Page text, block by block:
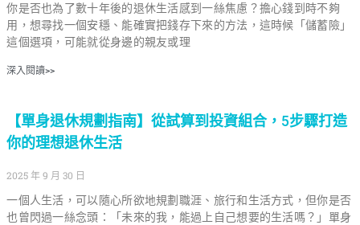
你是否也為了數十年後的退休生活感到一絲焦慮？擔心錢到時不夠
用，想尋找一個安穩、能確實把錢存下來的方法，這時候「儲蓄險」
這個選項，可能就從身邊的親友或理
深入閱讀>>
【單身退休規劃指南】從試算到投資組合，5步驟打造
你的理想退休生活
2025 年 9 月 30 日
一個人生活，可以隨心所欲地規劃職涯、旅行和生活方式，但你是否
也曾閃過一絲念頭：「未來的我，能過上自己想要的生活嗎？」單身